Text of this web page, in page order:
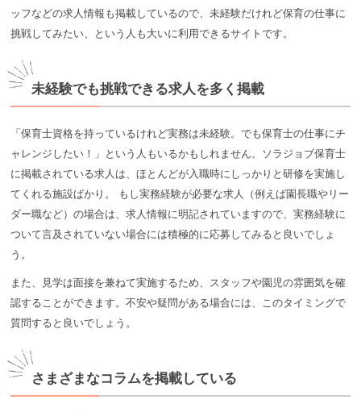
ッフなどの求人情報も掲載しているので、未経験だけれど保育の仕事に
挑戦してみたい、という人も大いに利用できるサイトです。
未経験でも挑戦できる求人を多く掲載
「保育士資格を持っているけれど実務は未経験。でも保育士の仕事にチ
ャレンジしたい！」という人もいるかもしれません。ソラジョブ保育士
に掲載されている求人は、ほとんどが入職時にしっかりと研修を実施し
てくれる施設ばかり。 もし実務経験が必要な求人（例えば園長職やリー
ダー職など）の場合は、求人情報に明記されていますので、実務経験に
ついて言及されていない場合には積極的に応募してみると良いでしょ
う。
また、見学は面接を兼ねて実施するため、スタッフや園児の雰囲気を確
認することができます。不安や疑問がある場合には、このタイミングで
質問すると良いでしょう。
さまざまなコラムを掲載している